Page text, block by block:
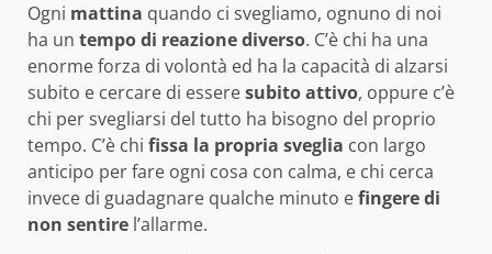
Ogni mattina quando ci svegliamo, ognuno di noi
ha un tempo di reazione diverso. C’è chi ha una
enorme forza di volontà ed ha la capacità di alzarsi
subito e cercare di esseresubito attivo, oppure c’è
chi per svegliarsi del tutto ha bisogno del proprio
tempo. C’è chi fissa la propria sveglia con largo
anticipo per fare ogni cosa con calma, e chi cerca
invece di guadagnare qualche minuto efingere di
non sentire l’allarme.